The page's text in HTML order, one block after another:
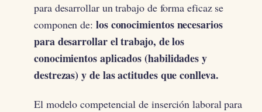
para desarrollar un trabajo de forma eficaz se
componen de: los conocimientos necesarios
para desarrollar el trabajo, de los
conocimientos aplicados (habilidades y
destrezas) y de las actitudes que conlleva.
El modelo competencial de inserción laboral para